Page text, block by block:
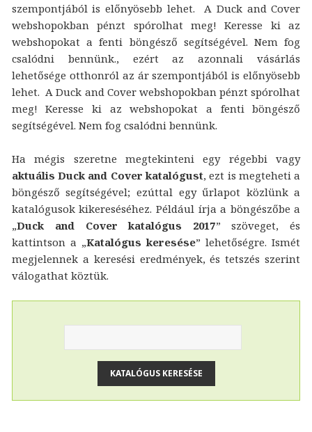
szempontjából is előnyösebb lehet. A Duck and Cover
webshopokban pénzt spórolhat meg! Keresse ki az
webshopokat a fenti böngésző segítségével. Nem fog
csalódni bennünk., ezért az azonnali vásárlás
lehetősége otthonról az ár szempontjából is előnyösebb
lehet. A Duck and Cover webshopokban pénzt spórolhat
meg! Keresse ki az webshopokat a fenti böngésző
segítségével. Nem fog csalódni bennünk.
Ha mégis szeretne megtekinteni egy régebbi vagy
aktuális Duck and Cover katalógust, ezt is megteheti a
böngésző segítségével; ezúttal egy űrlapot közlünk a
katalógusok kikereséséhez. Például írja a böngészőbe a
„Duck and Cover katalógus 2017” szöveget, és
kattintson a „Katalógus keresése” lehetőségre. Ismét
megjelennek a keresési eredmények, és tetszés szerint
válogathat köztük.